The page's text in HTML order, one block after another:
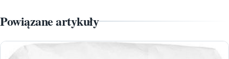
Powiązane artykuły